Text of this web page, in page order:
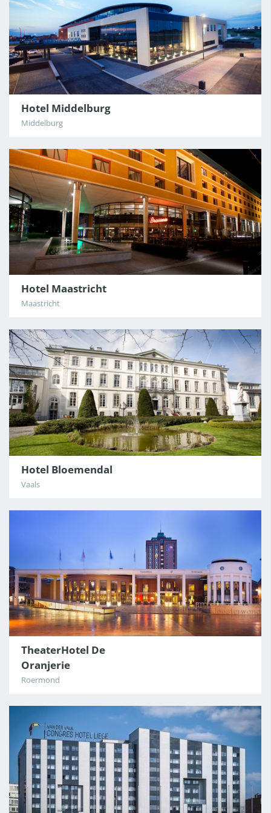
Hotel Middelburg
Middelburg
Hotel Maastricht
Maastricht
Hotel Bloemendal
Vaals
TheaterHotel De
Oranjerie
Roermond